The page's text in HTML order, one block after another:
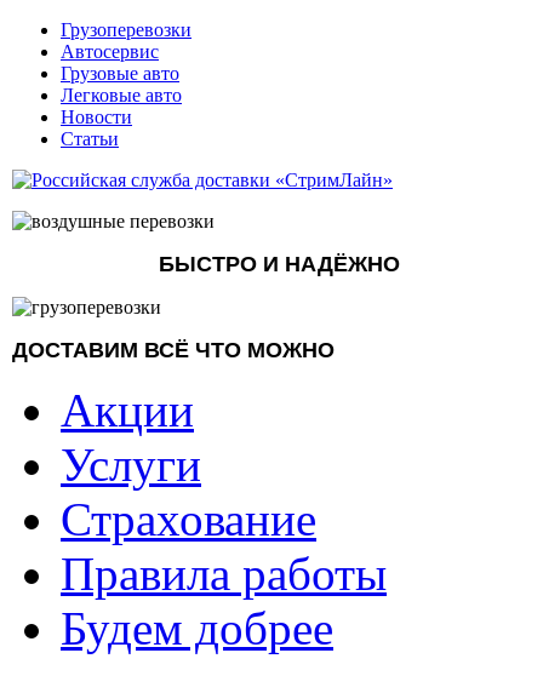
Грузоперевозки
Автосервис
Грузовые авто
Легковые авто
Новости
Статьи
БЫСТРО И НАДЁЖНО
ДОСТАВИМ ВСЁ ЧТО МОЖНО
Акции
Услуги
Страхование
Правила работы
Будем добрее